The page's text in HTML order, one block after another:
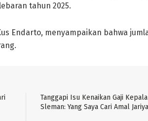
tahun 2025.
Endarto, menyampaikan bahwa
Tanggapi Isu Kenaikan Gaji
Sleman: Yang Saya Cari Amal